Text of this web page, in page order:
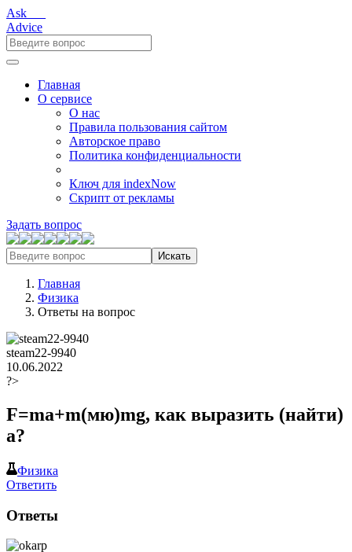
Ask___
Advice
Главная
О сервисе
О нас
Правила пользования сайтом
Авторское право
Политика конфиденциальности
Ключ для indexNow
Скрипт от рекламы
Задать вопрос
Искать
Главная
Физика
Ответы на вопрос
steam22-9940
10.06.2022
?>
F=ma+m(мю)mg, как выразить (найти)
a?
Физика
Ответить
Ответы